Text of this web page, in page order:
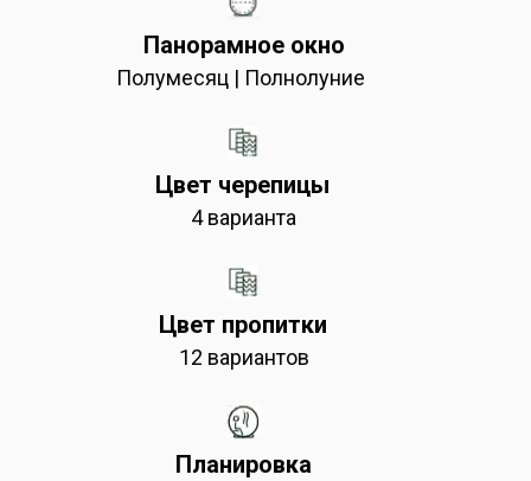
Планировка
12 вариантов
Цвет пропитки
4 варианта
Цвет черепицы
Полумесяц | Полнолуние
Панорамное окно